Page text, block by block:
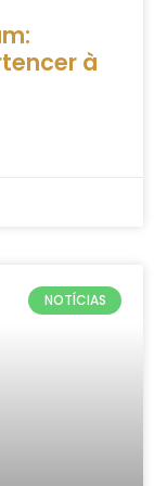
à
NOTÍCIAS